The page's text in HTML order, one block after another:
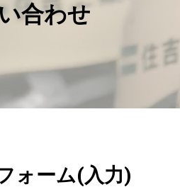
合わせ
ォーム(入力)